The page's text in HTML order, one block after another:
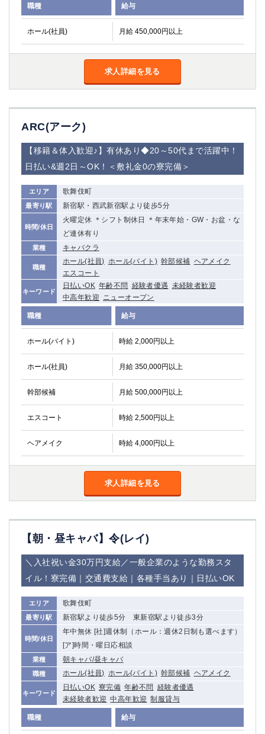
職種 給与
ホール(社員) 月給 450,000円以上
求人詳細を見る
ARC(アーク)
【移籍＆体入歓迎♪】有休あり◆20～50代まで活躍中！
日払い&週2日～OK！＜敷礼金0の寮完備＞
エリア 歌舞伎町
最寄り駅 新宿駅・西武新宿駅より徒歩5分
時間/休日
火曜定休 ＊シフト制休日 ＊年末年始・GW・お盆・な
ど連休有り
業種 キャバクラ
職種
ホール(社員) ホール(バイト) 幹部候補 ヘアメイク
エスコート
キーワード
日払いOK 年齢不問 経験者優遇 未経験者歓迎
中高年歓迎 ニューオープン
職種 給与
ホール(バイト) 時給 2,000円以上
ホール(社員) 月給 350,000円以上
幹部候補 月給 500,000円以上
エスコート 時給 2,500円以上
ヘアメイク 時給 4,000円以上
求人詳細を見る
【朝・昼キャバ】令(レイ)
＼入社祝い金30万円支給／一般企業のような勤務スタ
イル！寮完備｜交通費支給｜各種手当あり｜日払いOK
エリア 歌舞伎町
最寄り駅 新宿駅より徒歩5分 東新宿駅より徒歩3分
時間/休日
年中無休 [社]週休制（ホール：週休2日制も選べます）
[ア]時間・曜日応相談
業種 朝キャバ/昼キャバ
職種 ホール(社員) ホール(バイト) 幹部候補 ヘアメイク
キーワード
日払いOK 寮完備 年齢不問 経験者優遇
未経験者歓迎 中高年歓迎 制服貸与
職種 給与
①銀座 ②新橋
錦糸町(南口)
蒲田(西口)
清瀬（南口）
①東武練馬 ②成増・板橋 ③大山 ②池袋
池袋東口
大井町
下赤塚
竹ノ塚
三鷹
新小岩
祖師ヶ谷大蔵
小岩
湯島
久米川
市川
西麻布
五井
神奈川県
関内
川崎
本厚木
平塚
武蔵小杉
橋本
小田原
横浜・桜木町
関内・馬車道・日ノ出町 武蔵新城
元住吉
茅ヶ崎
厚木
横須賀
桜木町
埼玉県
大宮
南越谷
志木
川越
南浦和
熊谷
蕨
成田
西船橋
佐倉
柏（西口）
木更津
柏（東口）
下総中山
茂原
八千代台
東金
浦安
栃木県